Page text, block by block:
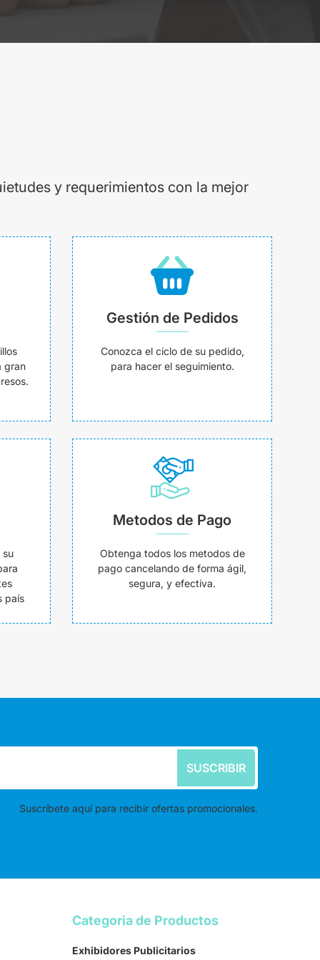
y requerimientos con la mejor
gran
Gestión de Pedidos
Conozca el ciclo de su pedido,
para hacer el seguimiento.
su
país
Metodos de Pago
Obtenga todos los metodos de
pago cancelando de forma ágil,
segura, y efectiva.
SUSCRIBIR
Suscríbete aquí para recibir ofertas promocionales.
Categoria de Productos
Exhibidores Publicitarios